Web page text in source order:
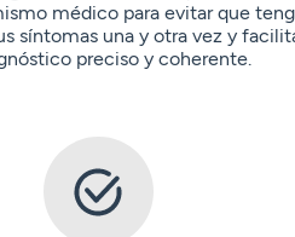
médico para evitar que
síntomas una y otra vez y
preciso y coherente.